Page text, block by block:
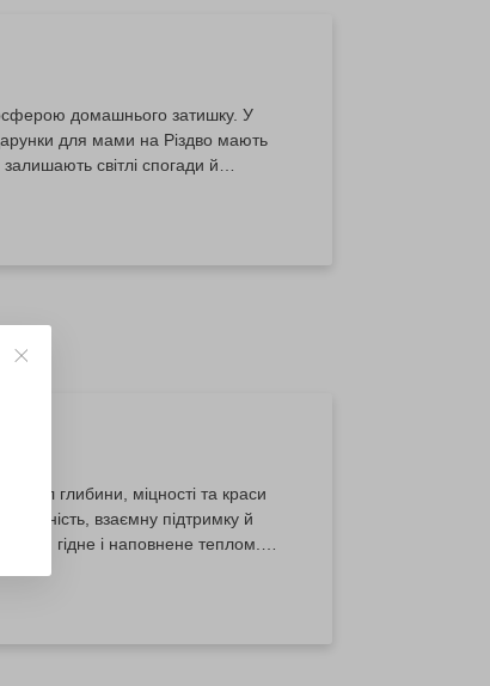
домашнього затишку. У
для мами на Різдво мають
світлі спогади й
глибини, міцності та краси
взаємну підтримку й
гідне і наповнене теплом.